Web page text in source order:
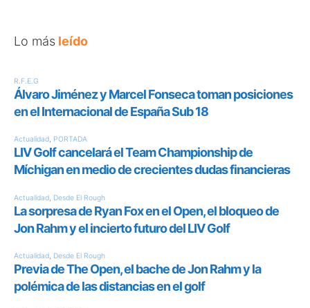
Lo más leído